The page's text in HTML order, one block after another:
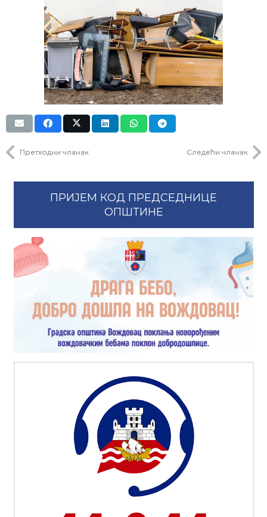
Претходни чланак Следећи чланак
ПРИЈЕМ КОД ПРЕДСЕДНИЦЕ
ОПШТИНЕ